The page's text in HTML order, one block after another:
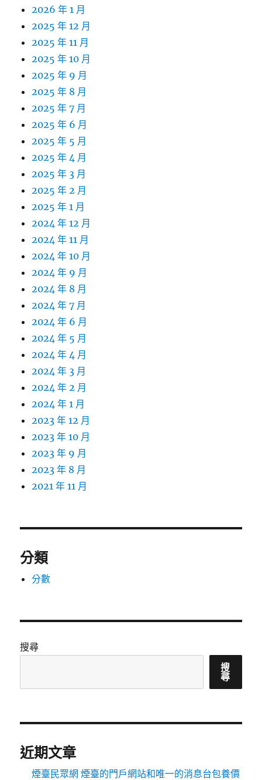
2026 年 1 月
2025 年 12 月
2025 年 11 月
2025 年 10 月
2025 年 9 月
2025 年 8 月
2025 年 7 月
2025 年 6 月
2025 年 5 月
2025 年 4 月
2025 年 3 月
2025 年 2 月
2025 年 1 月
2024 年 12 月
2024 年 11 月
2024 年 10 月
2024 年 9 月
2024 年 8 月
2024 年 7 月
2024 年 6 月
2024 年 5 月
2024 年 4 月
2024 年 3 月
2024 年 2 月
2024 年 1 月
2023 年 12 月
2023 年 10 月
2023 年 9 月
2023 年 8 月
2021 年 11 月
分類
分數
搜尋
搜
尋
近期文章
煙臺民眾網 煙臺的門戶網站和唯一的消息台包養價